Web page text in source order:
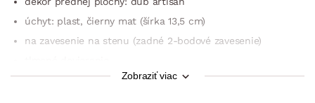
úchyt: plast, čierny mat (šírka 13,5 cm)
na zavesenie na stenu (zadné 2-bodové zavesenie)
1× dvere (uni montáž na pravú/ľavú stranu, úložný priestor,
Zobraziť viac